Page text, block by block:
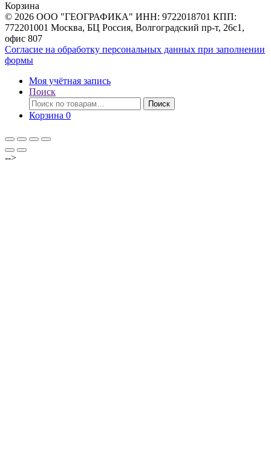
Корзина
© 2026 ООО "ГЕОГРАФИКА" ИНН: 9722018701 КПП:
772201001 Москва, БЦ Россия, Волгоградский пр-т, 26с1,
офис 807
Согласие на обработку персональных данных при заполнении
формы
Моя учётная запись
Поиск
Искать:
Поиск
Корзина 0
-->